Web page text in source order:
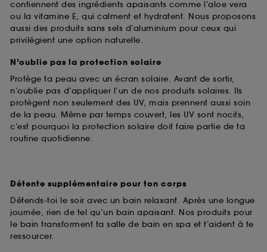
contiennent des ingrédients apaisants comme l’aloe vera
ou la vitamine E, qui calment et hydratent. Nous proposons
aussi des produits sans sels d’aluminium pour ceux qui
privilégient une option naturelle.
N’oublie pas la protection solaire
Protège ta peau avec un écran solaire. Avant de sortir,
n’oublie pas d’appliquer l’un de nos produits solaires. Ils
protègent non seulement des UV, mais prennent aussi soin
de la peau. Même par temps couvert, les UV sont nocifs,
c’est pourquoi la protection solaire doit faire partie de ta
routine quotidienne.
Détente supplémentaire pour ton corps
Détends-toi le soir avec un bain relaxant. Après une longue
journée, rien de tel qu’un bain apaisant. Nos produits pour
le bain transforment ta salle de bain en spa et t’aident à te
ressourcer.